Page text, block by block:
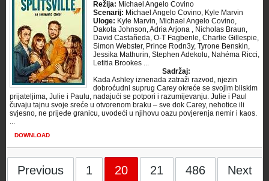
Režija: Michael Angelo Covino
Scenarij: Michael Angelo Covino, Kyle Marvin
Uloge: Kyle Marvin, Michael Angelo Covino,
Dakota Johnson, Adria Arjona , Nicholas Braun,
David Castañeda, O-T Fagbenle, Charlie Gillespie,
Simon Webster, Prince Rodn3y, Tyrone Benskin,
Jessika Mathurin, Stephen Adekolu, Nahéma Ricci,
Letitia Brookes ...
Sadržaj:
Kada Ashley iznenada zatraži razvod, njezin
dobroćudni suprug Carey okreće se svojim bliskim
prijateljima, Julie i Paulu, nadajući se potpori i razumijevanju. Julie i Paul
čuvaju tajnu svoje sreće u otvorenom braku – sve dok Carey, nehotice ili
svjesno, ne prijeđe granicu, uvodeći u njihovu oazu povjerenja nemir i kaos.
...
DOWNLOAD
Previous 1 20 21 486 Next